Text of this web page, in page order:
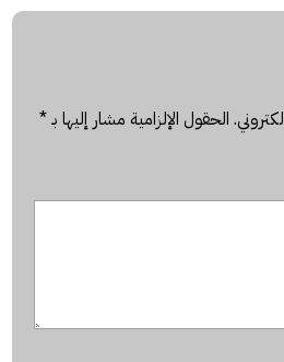
الحقول الإلزامية مشار إليها بـ*